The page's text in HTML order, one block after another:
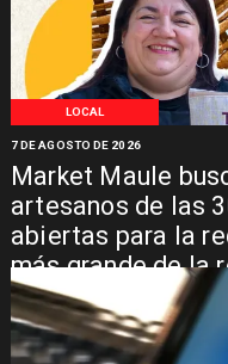
LOCAL
Market Maule
artesanos de las
abiertas para la
más grande de la
7 DE AGOSTO DE 2026